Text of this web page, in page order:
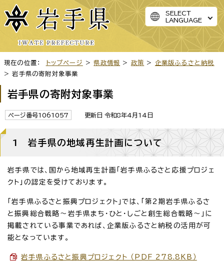
SELECT
LANGUAGE
現在の位置： トップページ > 県政情報 > 政策 > 企業版ふるさと納税
> 岩手県の寄附対象事業
岩手県の寄附対象事業
ページ番号1061057 更新日 令和8年4月14日
1 岩手県の地域再生計画について
岩手県では、国から地域再生計画「岩手県ふるさと応援プロジェ
クト」の認定を受けております。
「岩手県ふるさと振興プロジェクト」では、「第2期岩手県ふるさ
と振興総合戦略～岩手県まち・ひと・しごと創生総合戦略～」に
掲載されている事業であれば、企業版ふるさと納税の活用が可
能となっています。
岩手県ふるさと振興プロジェクト （PDF 278.8KB）